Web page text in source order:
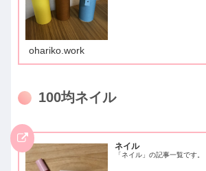
ohariko.work
100均ネイル
ネイル
「ネイル」の記事一覧です。